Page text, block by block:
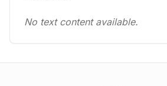
No text content available.